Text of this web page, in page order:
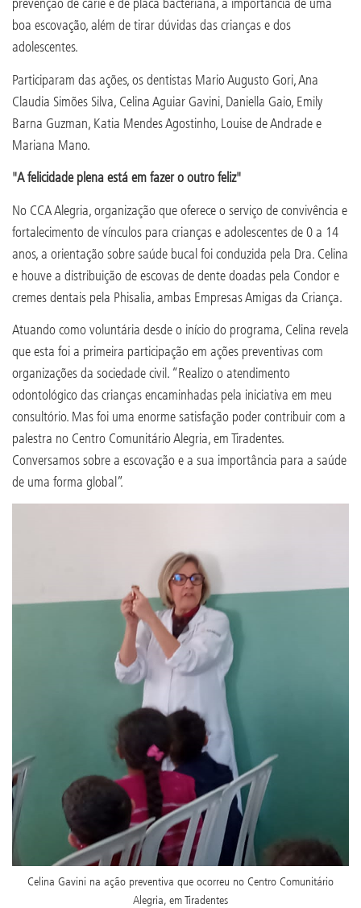
boa escovação, além de tirar dúvidas das crianças e dos
adolescentes.
Participaram das ações, os dentistas Mario Augusto Gori, Ana
Claudia Simões Silva, Celina Aguiar Gavini, Daniella Gaio, Emily
Barna Guzman, Katia Mendes Agostinho, Louise de Andrade e
Mariana Mano.
"A felicidade plena está em fazer o outro feliz"
No CCA Alegria, organização que oferece o serviço de convivência e
fortalecimento de vínculos para crianças e adolescentes de 0 a 14
anos, a orientação sobre saúde bucal foi conduzida pela Dra. Celina
e houve a distribuição de escovas de dente doadas pela Condor e
cremes dentais pela Phisalia, ambas Empresas Amigas da Criança.
Atuando como voluntária desde o início do programa, Celina revela
que esta foi a primeira participação em ações preventivas com
organizações da sociedade civil. “Realizo o atendimento
odontológico das crianças encaminhadas pela iniciativa em meu
consultório. Mas foi uma enorme satisfação poder contribuir com a
palestra no Centro Comunitário Alegria, em Tiradentes.
Conversamos sobre a escovação e a sua importância para a saúde
de uma forma global”.
Celina Gavini na ação preventiva que ocorreu no Centro Comunitário
Alegria, em Tiradentes